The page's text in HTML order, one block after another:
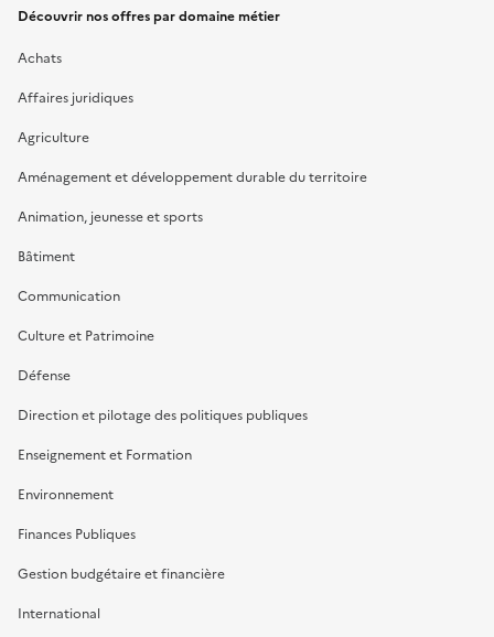
Découvrir nos offres par domaine métier
Achats
Affaires juridiques
Agriculture
Aménagement et développement durable du territoire
Animation, jeunesse et sports
Bâtiment
Communication
Culture et Patrimoine
Défense
Direction et pilotage des politiques publiques
Enseignement et Formation
Environnement
Finances Publiques
Gestion budgétaire et financière
International